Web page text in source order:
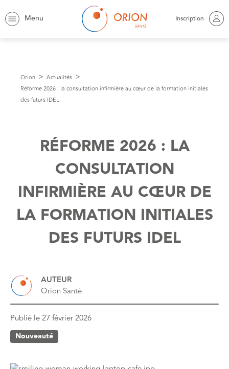
Menu Inscription
Orion
Actualités
Réforme 2026 : la consultation infirmière au cœur de la formation initiales
des futurs IDEL
RÉFORME 2026 : LA
CONSULTATION
INFIRMIÈRE AU CŒUR DE
LA FORMATION INITIALES
DES FUTURS IDEL
AUTEUR
Orion Santé
Publié le27 février 2026
Nouveauté